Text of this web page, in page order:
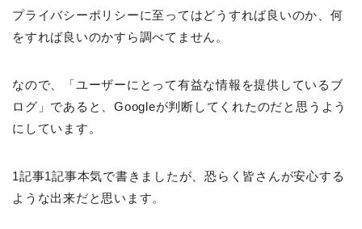
プライバシーポリシーに至ってはどうすれば良いのか、何
をすれば良いのかすら調べてません。
なので、「ユーザーにとって有益な情報を提供しているブ
ログ」であると、Googleが判断してくれたのだと思うよう
にしています。
1記事1記事本気で書きましたが、恐らく皆さんが安心する
ような出来だと思います。